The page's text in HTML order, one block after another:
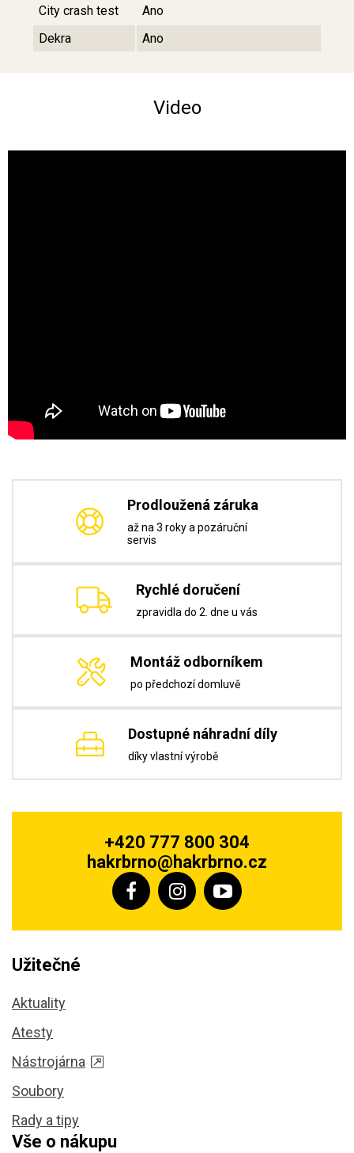
City crash test
Ano
Dekra
Ano
Video
Prodloužená záruka
až na 3 roky a pozáruční
servis
Rychlé doručení
zpravidla do 2. dne u vás
Montáž odborníkem
po předchozí domluvě
Dostupné náhradní díly
díky vlastní výrobě
+420 777 800 304
hakrbrno@hakrbrno.cz
Užitečné
Aktuality
Atesty
Nástrojárna
Soubory
Rady a tipy
Vše o nákupu